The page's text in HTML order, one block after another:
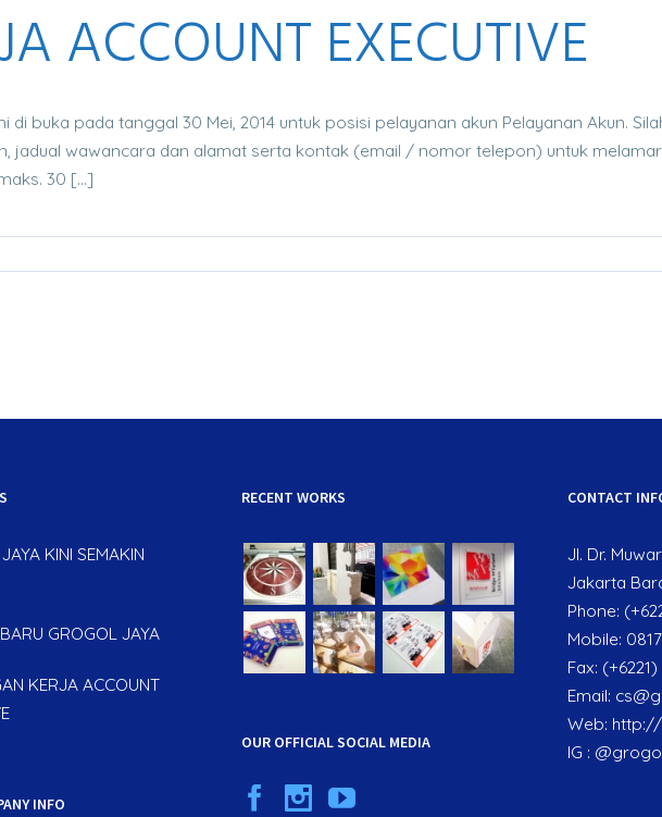
ACCOUNT EXECUTIVE
buka pada tanggal 30 Mei, 2014 untuk posisi pelayanan akun Pelayanan Akun.
wawancara dan alamat serta kontak (email / nomor telepon) untuk melamar
30 [...]
KINI SEMAKIN
GROGOL JAYA
KERJA ACCOUNT
INFO
RECENT WORKS
OUR OFFICIAL SOCIAL MEDIA
CONTACT
Jl. Dr.
Jakarta
Phone:
Mobile:
Fax:
Email:
Web:
IG :